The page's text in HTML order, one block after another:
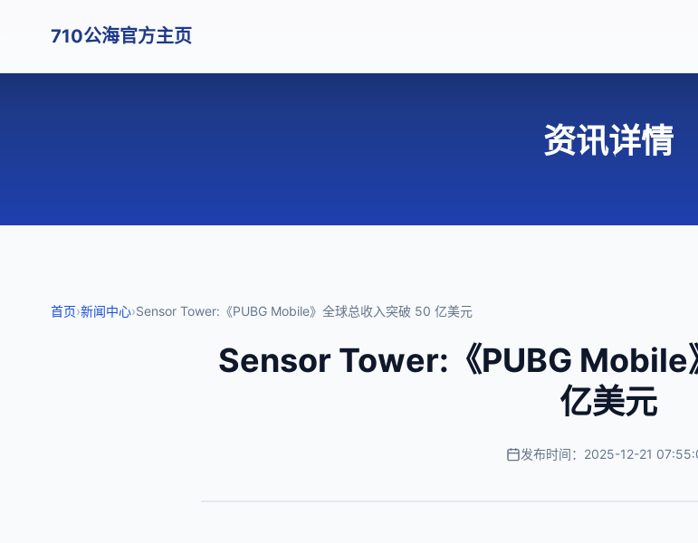
710公海官方主页
资讯详情
首页›新闻中心›Sensor Tower:《PUBG Mobile》全球总收入突破 50 亿美元
Sensor Tower:《PUBG Mobile
亿美元
发布时间：2025-12-21